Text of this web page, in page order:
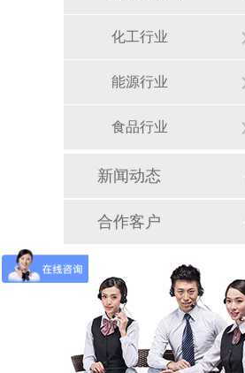
化工行业
能源行业
食品行业
新闻动态
合作客户